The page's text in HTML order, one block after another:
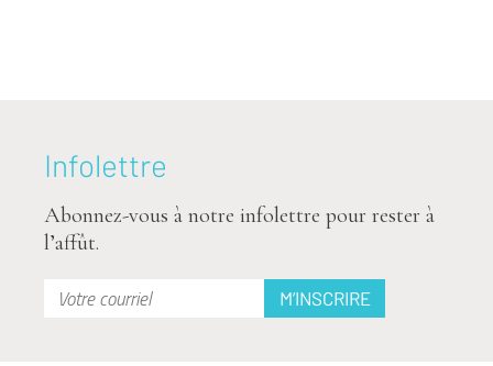
Infolettre
Abonnez-vous à notre infolettre pour rester à
l’affût.